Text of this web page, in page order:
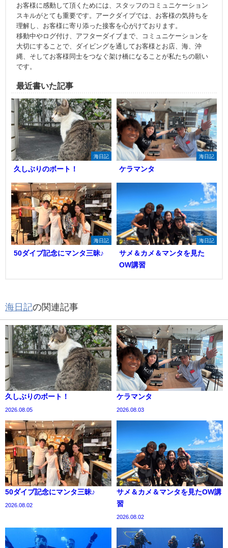
お客様に感動して頂くためには、スタッフのコミュニケーション
スキルがとても重要です。アークダイブでは、お客様の気持ちを
理解し、お客様に寄り添った接客を心がけております。
移動中やログ付け、アフターダイブまで、コミュニケーションを
大切にすることで、ダイビングを通してお客様とお店、海、沖
縄、そしてお客様同士をつなぐ架け橋になることが私たちの願い
です。
最近書いた記事
海日記
久しぶりのボート！
海日記
ケラマンタ
海日記
50ダイブ記念にマンタ三昧♪
海日記
サメ＆カメ＆マンタを見た
OW講習
海日記の関連記事
久しぶりのボート！
2026.08.05
ケラマンタ
2026.08.03
50ダイブ記念にマンタ三昧♪
2026.08.02
サメ＆カメ＆マンタを見たOW講
習
2026.08.02